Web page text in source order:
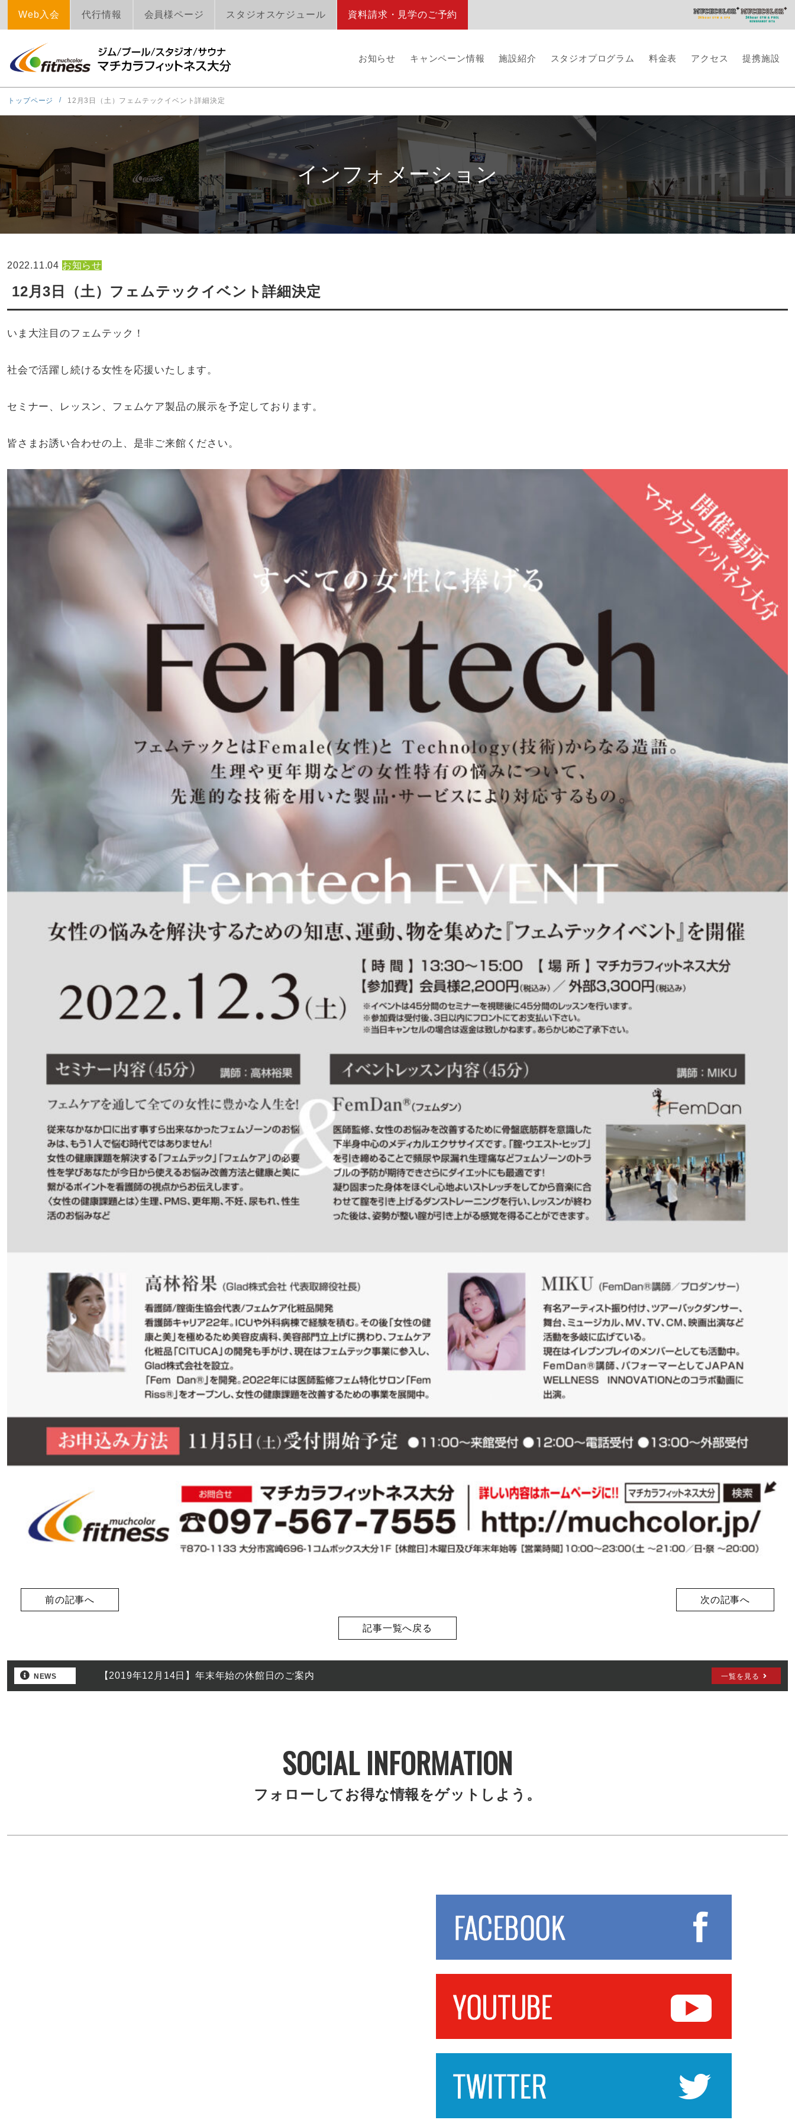
Web入会 代行情報 会員様ページ スタジオスケジュール 資料請求・見学のご予約
お知らせ キャンペーン情報 施設紹介 スタジオプログラム 料金表 アクセス 提携施設
トップページ 12月3日（土）フェムテックイベント詳細決定
インフォメーション
2022.11.04 お知らせ
12月3日（土）フェムテックイベント詳細決定
いま大注目のフェムテック！
社会で活躍し続ける女性を応援いたします。
セミナー、レッスン、フェムケア製品の展示を予定しております。
皆さまお誘い合わせの上、是非ご来館ください。
前の記事へ 次の記事へ
記事一覧へ戻る
NEWS 【2026年04
【2019年12月14日】年末年始の休館日のご案内 一覧を見る
SOCIAL INFORMATION
フォローしてお得な情報をゲットしよう。